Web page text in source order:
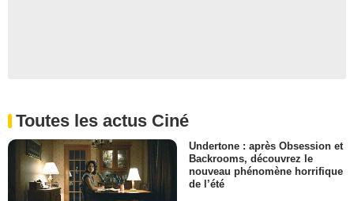
Toutes les actus Ciné
Undertone : après Obsession et
Backrooms, découvrez le
nouveau phénomène horrifique
de l’été